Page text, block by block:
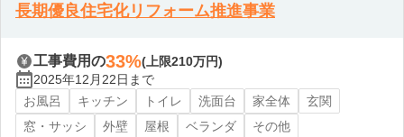
長期優良住宅化リフォーム推進事業
工事費用の33%(上限210万円)
2025年12月22日まで
お風呂
キッチン トイレ 洗面台 家全体
玄関
窓・サッシ
外壁 屋根 ベランダ その他